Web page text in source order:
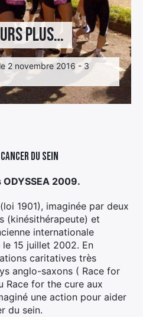
plus…
2 novembre 2016 - 3
du sein
2009.
1901), imaginée par deux
(kinésithérapeute) et
internationale
le 15 juillet 2002. En
caritatives très
anglo-saxons ( Race for
Race for the cure aux
une action pour aider
du sein.